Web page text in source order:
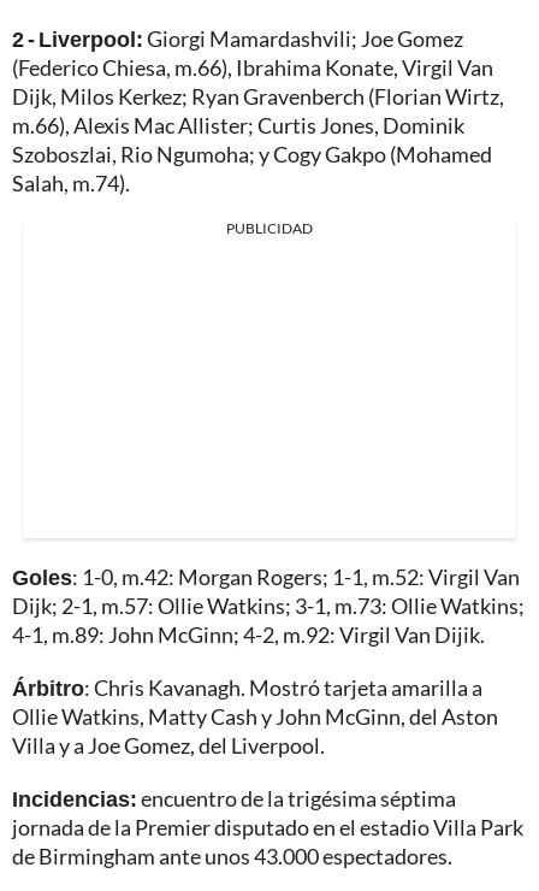
2 - Liverpool:Giorgi Mamardashvili; Joe Gomez
(Federico Chiesa, m.66), Ibrahima Konate, Virgil Van
Dijk, Milos Kerkez; Ryan Gravenberch (Florian Wirtz,
m.66), Alexis Mac Allister; Curtis Jones, Dominik
Szoboszlai, Rio Ngumoha; y Cogy Gakpo (Mohamed
Salah, m.74).
PUBLICIDAD
Goles: 1-0, m.42: Morgan Rogers; 1-1, m.52: Virgil Van
Dijk; 2-1, m.57: Ollie Watkins; 3-1, m.73: Ollie Watkins;
4-1, m.89: John McGinn; 4-2, m.92: Virgil Van Dijik.
Árbitro: Chris Kavanagh. Mostró tarjeta amarilla a
Ollie Watkins, Matty Cash y John McGinn, del Aston
Villa y a Joe Gomez, del Liverpool.
Incidencias:encuentro de la trigésima séptima
jornada de la Premier disputado en el estadio Villa Park
de Birmingham ante unos 43.000 espectadores.